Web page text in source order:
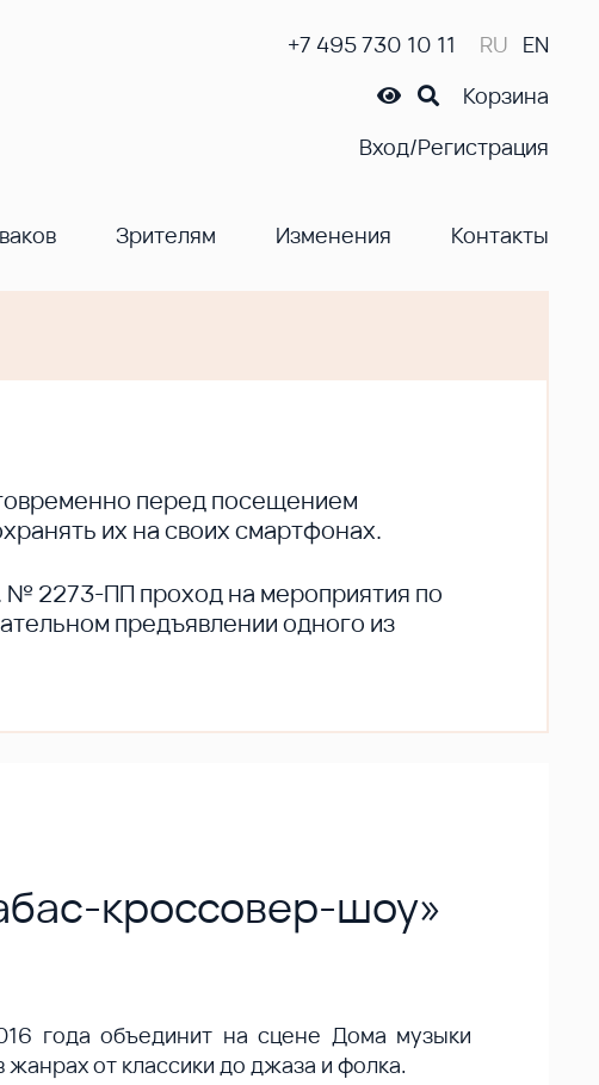
+7 495 730 10 11 RU EN
Корзина
Вход/Регистрация
Зрителям Изменения Контакты
перед посещением
их на своих смартфонах.
№ 2273-ПП проход на мероприятия по
предъявлении одного из
кроссовер-шоу»
года объединит на сцене Дома музыки
от классики до джаза и фолка.